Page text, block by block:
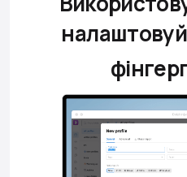
налаштовуй